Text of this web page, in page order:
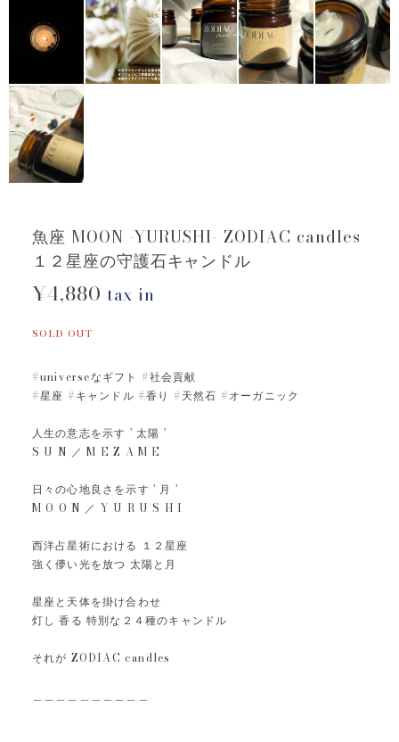
魚座 MOON -YURUSHI- ZODIAC candles
１２星座の守護石キャンドル
¥4,880 tax in
SOLD OUT
#universeなギフト #社会貢献
#星座 #キャンドル #香り #天然石 #オーガニック
人生の意志を示す ' 太陽 '
S U N ／ M E Z A M E
日々の心地良さを示す ' 月 '
M O O N ／ Y U R U S H I
西洋占星術における １２星座
強く儚い光を放つ 太陽と月
星座と天体を掛け合わせ
灯し 香る 特別な２４種のキャンドル
それが ZODIAC candles